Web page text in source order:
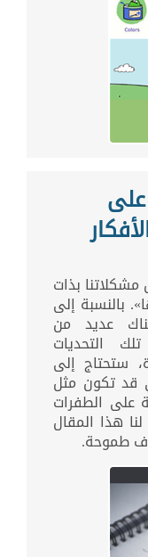
بذات
بالنسبة إلى
عديد من
التحديات
ستحتاج إلى
قد تكون مثل
على الطفرات
هذا المقال
طموحة.